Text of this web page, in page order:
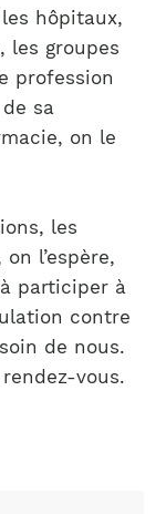
hôpitaux,
les groupes
profession
sa
on le
les
l’espère,
participer à
contre
de nous.
vous.